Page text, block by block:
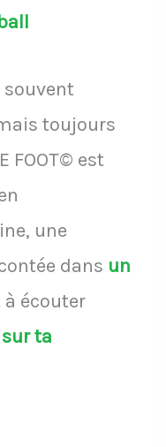
souvent
toujours
FOOT© est
une
dans un
écouter
sur ta